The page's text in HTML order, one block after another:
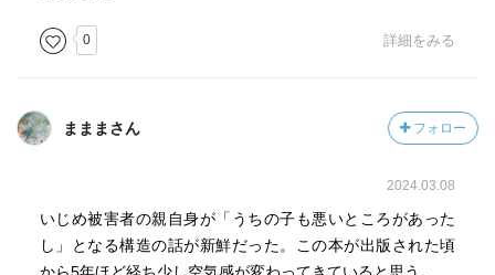
0 詳細をみる
まままさん フォロー
2024.03.08
いじめ被害者の親自身が「うちの子も悪いところがあった
し」となる構造の話が新鮮だった。この本が出版された頃